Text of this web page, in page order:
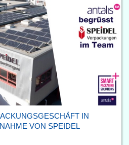
IN
VON SPEIDEL